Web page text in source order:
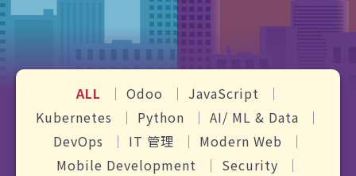
ALL Odoo
JavaScript
Kubernetes
Python
AI/ ML & Data
DevOps
IT 管理
Modern Web
Mobile Development
Security